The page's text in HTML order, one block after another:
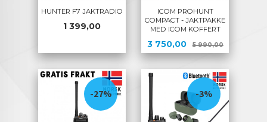
HUNTER F7 JAKTRADIO
Pris
1 399,00
ICOM PROHUNT
COMPACT - JAKTPAKKE
MED ICOM KOFFERT
Tilbud
3 750,00 5 990,00Rabatt
-27% -3%